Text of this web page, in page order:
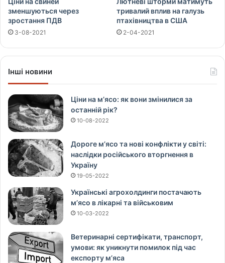
зменшуються через
зростання ПДВ
3-08-2021
тривалий вплив на галузь
птахівництва в США
2-04-2021
Інші новини
Ціни на м’ясо: як вони змінилися за
останній рік?
10-08-2022
Дороге м’ясо та нові конфлікти у світі:
наслідки російського вторгнення в
Україну
19-05-2022
Українські агрохолдинги постачають
м’ясо в лікарні та військовим
10-03-2022
Ветеринарні сертифікати, транспорт,
умови: як уникнути помилок під час
експорту м’яса